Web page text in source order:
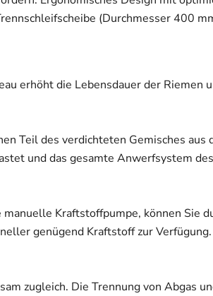
(Durchmesser 400
erhöht die Lebensdauer der Riemen
Teil des verdichteten Gemisches
und das gesamte Anwerfsystem
Kraftstoffpumpe, können Sie
genügend Kraftstoff zur
zugleich. Die Trennung von Abgas